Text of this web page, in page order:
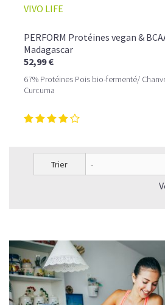
🍯 CAFÉ FRAPPÉ AU CARAMEL
LE PLAISIR D’UN DESSERT
TROP
VIVO LIFE
PERFORM Protéines vegan &
Madagascar
52,99 €
67% Protéines Pois bio-fermenté/
Curcuma
Trier